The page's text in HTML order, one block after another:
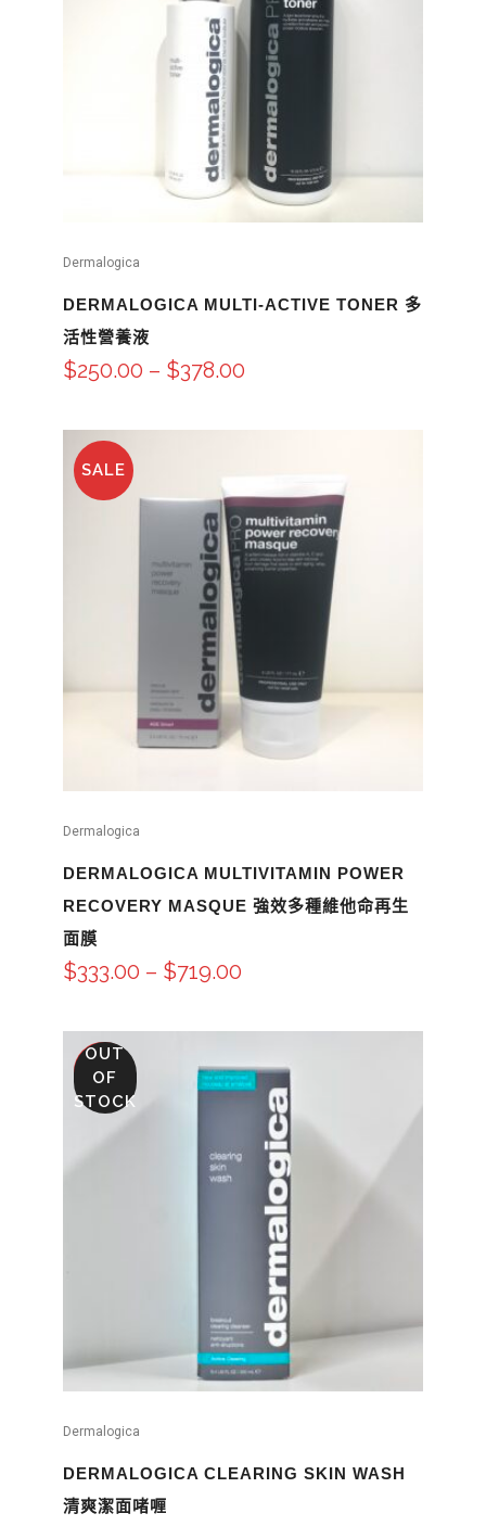
Dermalogica
DERMALOGICA MULTI-ACTIVE TONER 多
活性營養液
$250.00 – $378.00
SALE
Dermalogica
DERMALOGICA MULTIVITAMIN POWER
RECOVERY MASQUE 強效多種維他命再生
面膜
$333.00 – $719.00
SALE
OUT
OF
STOCK
Dermalogica
DERMALOGICA CLEARING SKIN WASH
清爽潔面啫喱